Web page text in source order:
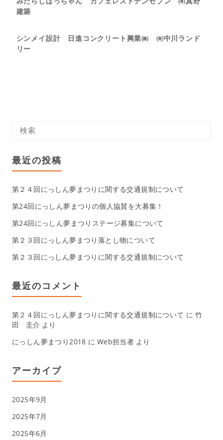
建築
シンメイ設計 日進コンクリート興業㈱ ㈲中川ランド
リー
最近の投稿
第２４回にっしん夢まつりに関する交通規制について
第24回にっしん夢まつりの個人協賛を大募集！
第24回にっしん夢まつりステージ募集について
第２３回にっしん夢まつり落とし物について
第２３回にっしん夢まつりに関する交通規制について
最近のコメント
第２４回にっしん夢まつりに関する交通規制について に 竹
田 圭介 より
にっしん夢まつり2018 に Web担当者 より
アーカイブ
2025年9月
2025年7月
2025年6月